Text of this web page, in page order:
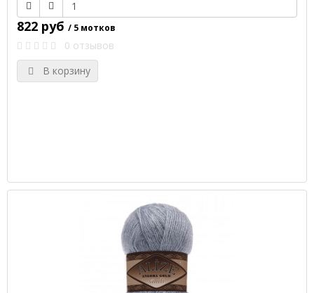
822 руб / 5 мотков
0 отзывов
В корзину